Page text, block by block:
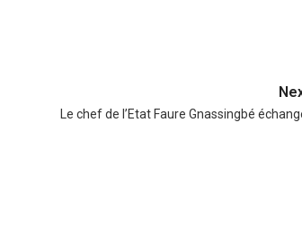
Le chef de l’Etat Faure Gnassingbé